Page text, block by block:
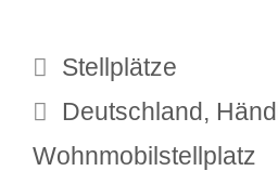
Kategorien
Stellplätze
Schlagwörter
Deutschland,
Wohnmobilstellplatz